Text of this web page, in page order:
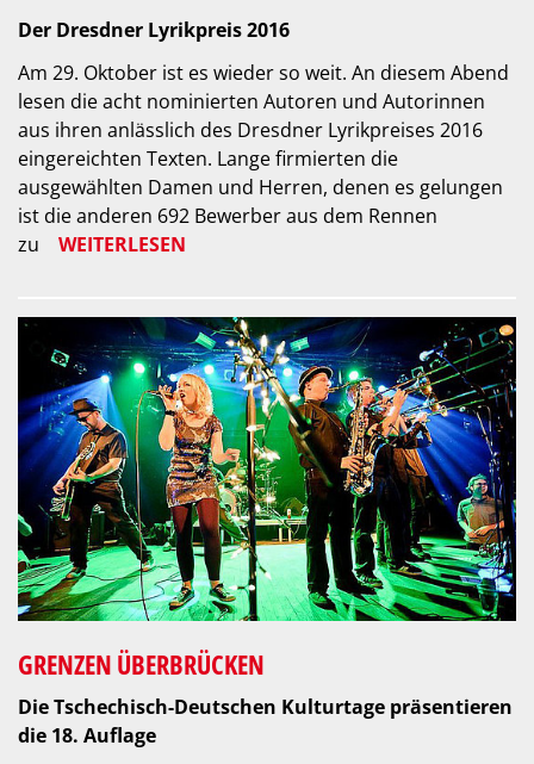
Der Dresdner Lyrikpreis 2016
Am 29. Oktober ist es wieder so weit. An diesem Abend
lesen die acht nominierten Autoren und Autorinnen
aus ihren anlässlich des Dresdner Lyrikpreises 2016
eingereichten Texten. Lange firmierten die
ausgewählten Damen und Herren, denen es gelungen
ist die anderen 692 Bewerber aus dem Rennen
zu
WEITERLESEN
GRENZEN ÜBERBRÜCKEN
Die Tschechisch-Deutschen Kulturtage präsentieren
die 18. Auflage